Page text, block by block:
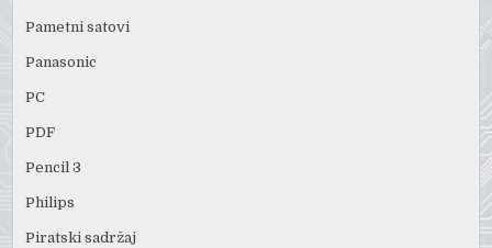
Pametni satovi
Panasonic
PC
PDF
Pencil 3
Philips
Piratski sadržaj